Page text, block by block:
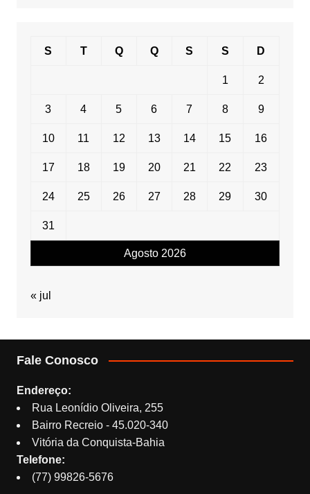
Agosto 2026
S T Q Q S S D
1 2
3 4 5 6 7 8 9
10 11 12 13 14 15 16
17 18 19 20 21 22 23
24 25 26 27 28 29 30
31
« jul
Fale Conosco
Endereço:
Rua Leonídio Oliveira, 255
Bairro Recreio - 45.020-340
Vitória da Conquista-Bahia
Telefone:
(77) 99826-5676